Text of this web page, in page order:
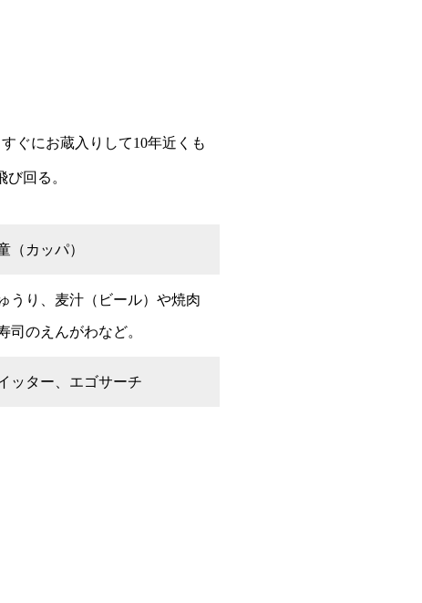
ぐにお蔵入りして10年近くも
回る。
（カッパ）
うり、麦汁（ビール）や焼肉
司のえんがわなど。
ッター、エゴサーチ